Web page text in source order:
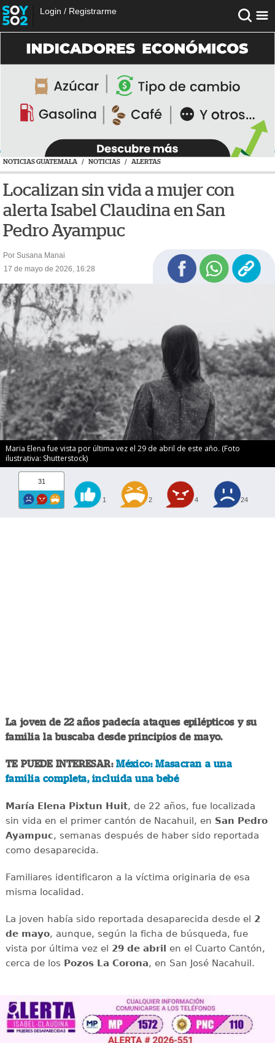
Login / Registrarme
NOTICIAS GUATEMALA / NOTICIAS / ALERTAS
Localizan sin vida a mujer con
alerta Isabel Claudina en San
Pedro Ayampuc
Por Susana Manai
17 de mayo de 2026, 16:28
Maria Elena fue vista por última vez el 29 de abril de este año. (Foto
ilustrativa: Shutterstock)
31
1 2 4 24
La joven de 22 años padecía ataques epilépticos y su
familia la buscaba desde principios de mayo.
TE PUEDE INTERESAR:México: Masacran a una
familia completa, incluida una bebé
María Elena Pixtun Huit, de 22 años, fue localizada
sin vida en el primer cantón de Nacahuil, en San Pedro
Ayampuc, semanas después de haber sido reportada
como desaparecida.
Familiares identificaron a la víctima originaria de esa
misma localidad.
La joven había sido reportada desaparecida desde el 2
de mayo, aunque, según la ficha de búsqueda, fue
vista por última vez el 29 de abril en el Cuarto Cantón,
cerca de los Pozos La Corona, en San José Nacahuil.